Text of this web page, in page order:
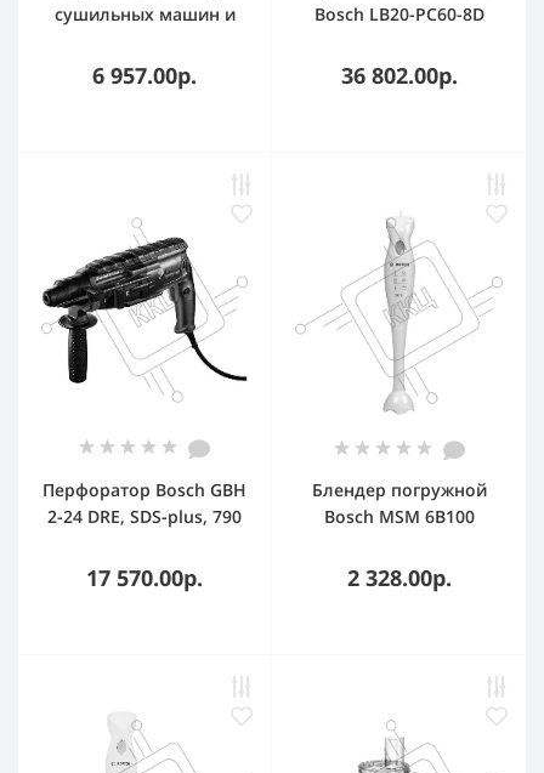
сушильных машин и
Машиной Bosch
6 957.00р.
Bosch LB20-PC60-8D
70/100В, 60/30/15/7.5 Вт,
110 dB, черный, IP54,
36 802.00р.
Перфоратор Bosch GBH
2-24 DRE, SDS-plus, 790
17 570.00р.
Блендер погружной
Bosch MSM 6B100
скорость
2 328.00р.